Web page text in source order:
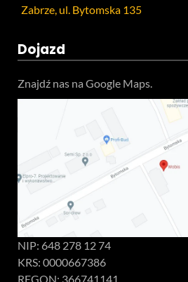
Zabrze, ul. Bytomska 135
Dojazd
Znajdź nas na Google Maps.
NIP: 648 278 12 74
KRS: 0000667386
REGON: 366741141